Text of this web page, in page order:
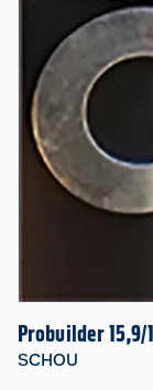
Probuilder
SCHOU